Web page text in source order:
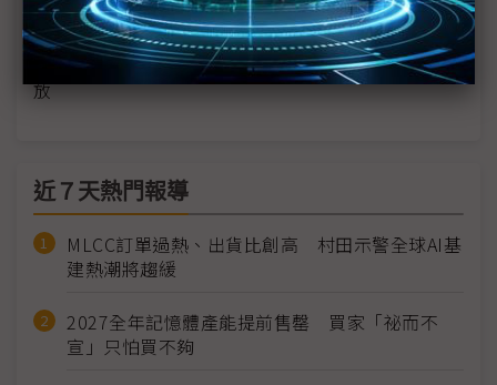
川普抨擊歐盟 「以另一種形式」對美企收稅
中國國務院總理：打貿易戰沒有贏家、大門為外資開
放
近７天熱門報導
MLCC訂單過熱、出貨比創高 村田示警全球AI基
建熱潮將趨緩
2027全年記憶體產能提前售罄 買家「祕而不
宣」只怕買不夠